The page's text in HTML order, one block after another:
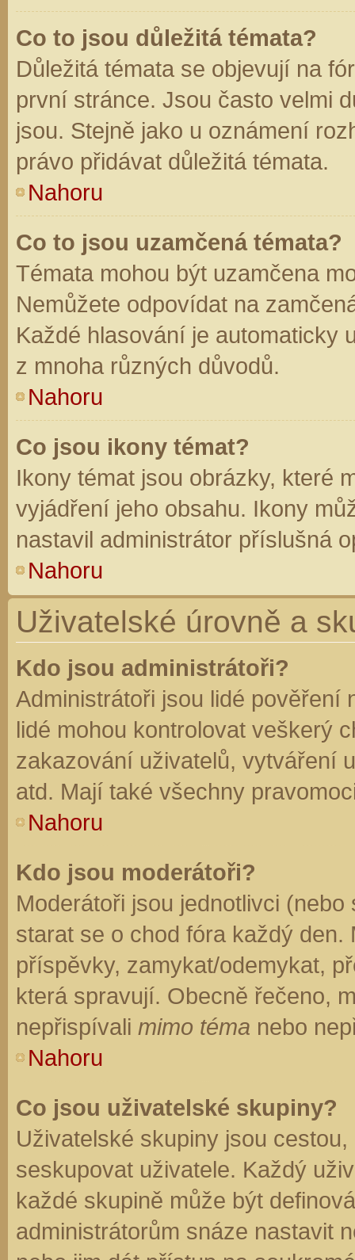
Co to jsou důležitá témata?
Důležitá témata se objevují na
první stránce. Jsou často velmi
jsou. Stejně jako u oznámení
právo přidávat důležitá témata.
Nahoru
Co to jsou uzamčená témata?
Témata mohou být uzamčena
Nemůžete odpovídat na
Každé hlasování je automaticky
z mnoha různých důvodů.
Nahoru
Co jsou ikony témat?
Ikony témat jsou obrázky, které
vyjádření jeho obsahu. Ikony
nastavil administrátor příslušná
Nahoru
Uživatelské úrovně a
Kdo jsou administrátoři?
Administrátoři jsou lidé pověření
lidé mohou kontrolovat veškerý
zakazování uživatelů, vytváření
atd. Mají také všechny
Nahoru
Kdo jsou moderátoři?
Moderátoři jsou jednotlivci
starat se o chod fóra každý
příspěvky, zamykat/odemykat,
která spravují. Obecně řečeno,
nepřispívali mimo téma nebo
Nahoru
Co jsou uživatelské skupiny?
Uživatelské skupiny jsou
seskupovat uživatele. Každý
každé skupině může být
administrátorům snáze nastavit